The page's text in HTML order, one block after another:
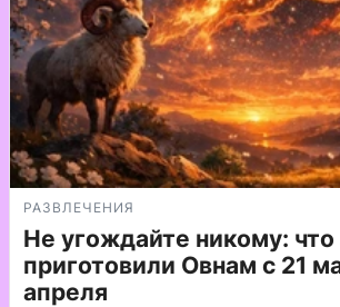
РАЗВЛЕЧЕНИЯ
Не угождайте никому:
приготовили Овнам с 21
апреля